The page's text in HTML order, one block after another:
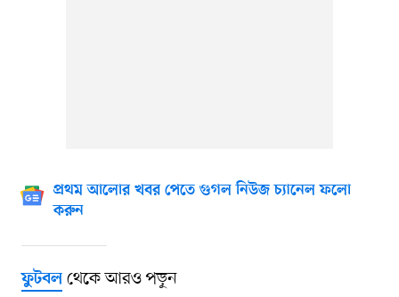
প্রথম আলোর খবর পেতে গুগল নিউজ চ্যানেল ফলো
করুন
ফুটবলথেকে আরও পড়ুন